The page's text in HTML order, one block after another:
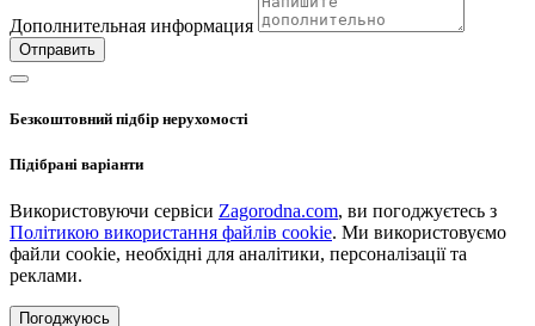
Дополнительная информация
Отправить
Безкоштовний підбір нерухомості
Підібрані варіанти
Використовуючи сервіси Zagorodna.com, ви погоджуєтесь з
Політикою використання файлів cookie. Ми використовуємо
файли cookie, необхідні для аналітики, персоналізації та
реклами.
Погоджуюсь